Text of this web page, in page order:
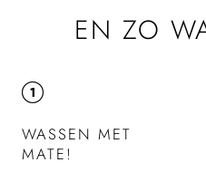
EN ZO
WASSEN MET
MATE!